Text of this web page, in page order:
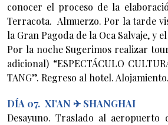
conocer el proceso de la
Terracota. Almuerzo. Por la tarde
la Gran Pagoda de la Oca Salvaje, y
Por la noche Sugerimos realizar
adicional) “ESPECTÁCULO
TANG”. Regreso al hotel. Alojamiento.
DÍA 07. XI’AN ✈ SHANGHAI
Desayuno. Traslado al aeropuerto